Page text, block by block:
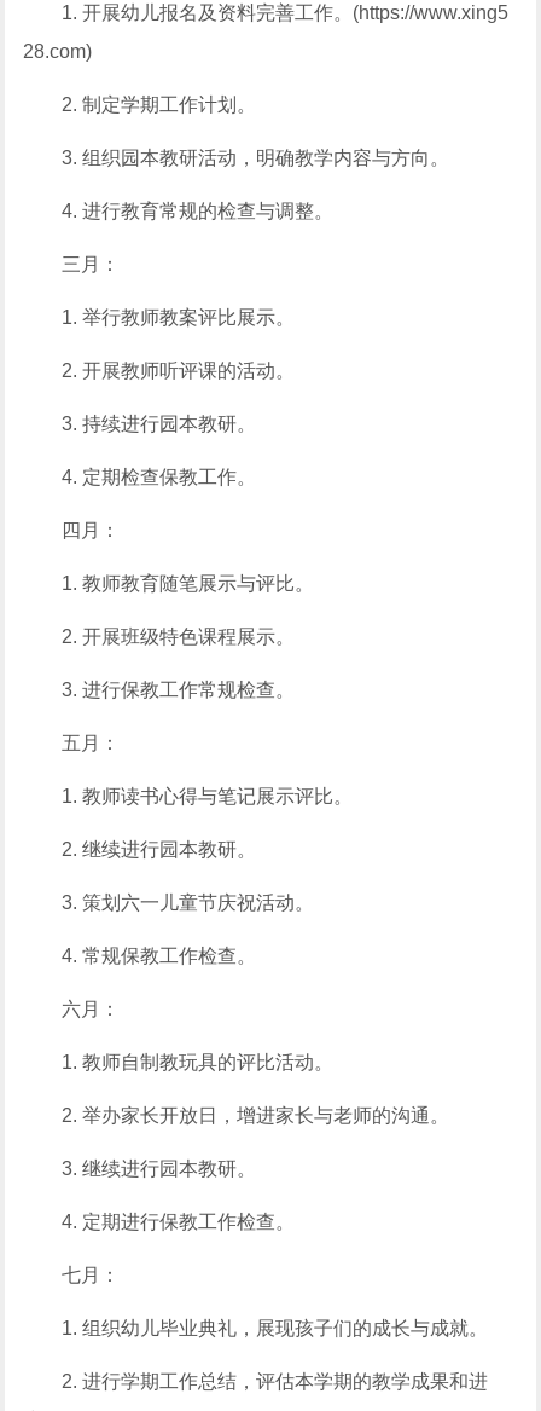
1. 开展幼儿报名及资料完善工作。(https://www.xing5
28.com)
2. 制定学期工作计划。
3. 组织园本教研活动，明确教学内容与方向。
4. 进行教育常规的检查与调整。
三月：
1. 举行教师教案评比展示。
2. 开展教师听评课的活动。
3. 持续进行园本教研。
4. 定期检查保教工作。
四月：
1. 教师教育随笔展示与评比。
2. 开展班级特色课程展示。
3. 进行保教工作常规检查。
五月：
1. 教师读书心得与笔记展示评比。
2. 继续进行园本教研。
3. 策划六一儿童节庆祝活动。
4. 常规保教工作检查。
六月：
1. 教师自制教玩具的评比活动。
2. 举办家长开放日，增进家长与老师的沟通。
3. 继续进行园本教研。
4. 定期进行保教工作检查。
七月：
1. 组织幼儿毕业典礼，展现孩子们的成长与成就。
2. 进行学期工作总结，评估本学期的教学成果和进